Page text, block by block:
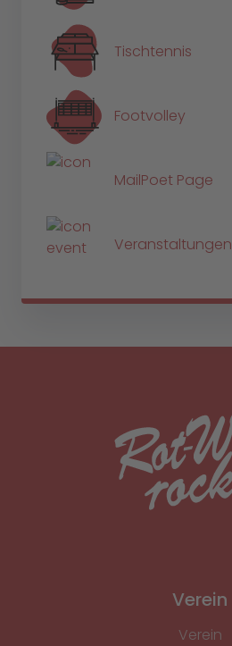
Tischtennis
Footvolley
MailPoet Page
Veranstaltungen
Verein
Verein